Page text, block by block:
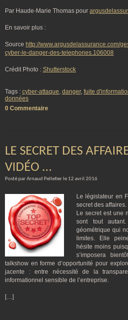
Par Haude-Marie Thomas pour
En savoir plus :
Source http://www.argusdelassurance.com/
cyber-le-danger-des-telephones.106008
Crédit Photo : Shutterstock
Tags : cyber-attaque, danger, fuite
données
0 Commentaire
LE SECRET DES
VIDÉO …
Posté par Arnaud Pelletier le 12 avril 2016
Le législateur en
secret des
Le secret est une
sont tout
géométrique qui
limites. Elle
hésite moins
s’imposera
talkshow en forme d’opportunité pour
jacente : entre nécessité de la
informationnel sensible de l’entreprise.
[…]